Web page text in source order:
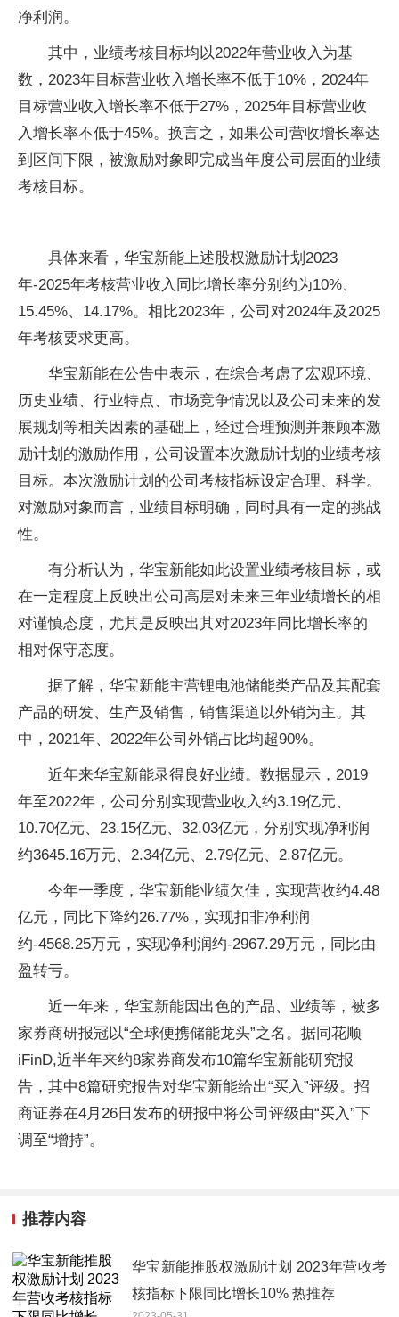
净利润。
其中，业绩考核目标均以2022年营业收入为基
数，2023年目标营业收入增长率不低于10%，2024年
目标营业收入增长率不低于27%，2025年目标营业收
入增长率不低于45%。换言之，如果公司营收增长率达
到区间下限，被激励对象即完成当年度公司层面的业绩
考核目标。
具体来看，华宝新能上述股权激励计划2023
年-2025年考核营业收入同比增长率分别约为10%、
15.45%、14.17%。相比2023年，公司对2024年及2025
年考核要求更高。
华宝新能在公告中表示，在综合考虑了宏观环境、
历史业绩、行业特点、市场竞争情况以及公司未来的发
展规划等相关因素的基础上，经过合理预测并兼顾本激
励计划的激励作用，公司设置本次激励计划的业绩考核
目标。本次激励计划的公司考核指标设定合理、科学。
对激励对象而言，业绩目标明确，同时具有一定的挑战
性。
有分析认为，华宝新能如此设置业绩考核目标，或
在一定程度上反映出公司高层对未来三年业绩增长的相
对谨慎态度，尤其是反映出其对2023年同比增长率的
相对保守态度。
据了解，华宝新能主营锂电池储能类产品及其配套
产品的研发、生产及销售，销售渠道以外销为主。其
中，2021年、2022年公司外销占比均超90%。
近年来华宝新能录得良好业绩。数据显示，2019
年至2022年，公司分别实现营业收入约3.19亿元、
10.70亿元、23.15亿元、32.03亿元，分别实现净利润
约3645.16万元、2.34亿元、2.79亿元、2.87亿元。
今年一季度，华宝新能业绩欠佳，实现营收约4.48
亿元，同比下降约26.77%，实现扣非净利润
约-4568.25万元，实现净利润约-2967.29万元，同比由
盈转亏。
近一年来，华宝新能因出色的产品、业绩等，被多
家券商研报冠以“全球便携储能龙头”之名。据同花顺
iFinD,近半年来约8家券商发布10篇华宝新能研究报
告，其中8篇研究报告对华宝新能给出“买入”评级。招
商证券在4月26日发布的研报中将公司评级由“买入”下
调至“增持”。
推荐内容
华宝新能推股权激励计划 2023年营收考
核指标下限同比增长10% 热推荐